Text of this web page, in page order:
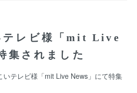
テレビ様「mit Live
集されました
いテレビ様「mit Live News」にて特集